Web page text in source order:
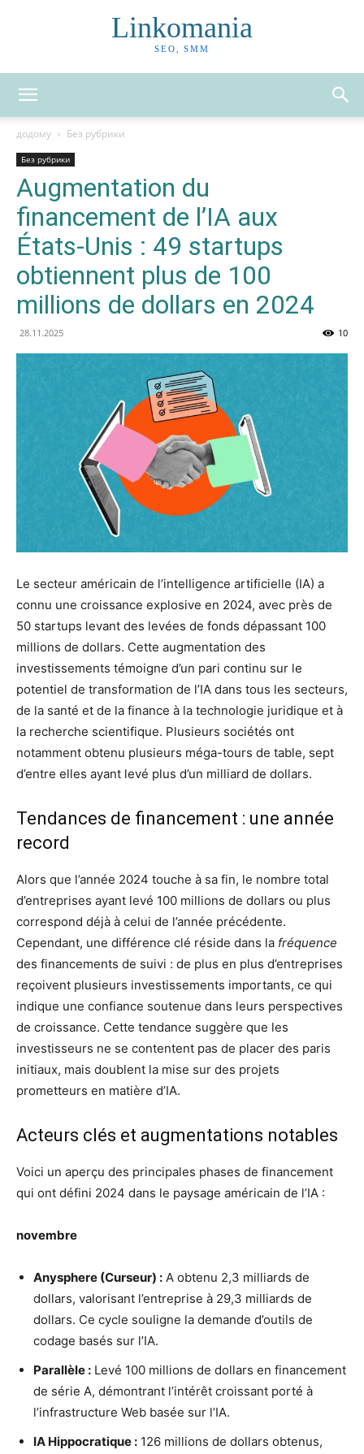
Linkomania
SEO, SMM
додому Без рубрики
Без рубрики
Augmentation du
financement de l’IA aux
États-Unis : 49 startups
obtiennent plus de 100
millions de dollars en 2024
28.11.2025 10
Le secteur américain de l’intelligence artificielle (IA) a
connu une croissance explosive en 2024, avec près de
50 startups levant des levées de fonds dépassant 100
millions de dollars. Cette augmentation des
investissements témoigne d’un pari continu sur le
potentiel de transformation de l’IA dans tous les secteurs,
de la santé et de la finance à la technologie juridique et à
la recherche scientifique. Plusieurs sociétés ont
notamment obtenu plusieurs méga-tours de table, sept
d’entre elles ayant levé plus d’un milliard de dollars.
Tendances de financement : une année
record
Alors que l’année 2024 touche à sa fin, le nombre total
d’entreprises ayant levé 100 millions de dollars ou plus
correspond déjà à celui de l’année précédente.
Cependant, une différence clé réside dans la fréquence
des financements de suivi : de plus en plus d’entreprises
reçoivent plusieurs investissements importants, ce qui
indique une confiance soutenue dans leurs perspectives
de croissance. Cette tendance suggère que les
investisseurs ne se contentent pas de placer des paris
initiaux, mais doublent la mise sur des projets
prometteurs en matière d’IA.
Acteurs clés et augmentations notables
Voici un aperçu des principales phases de financement
qui ont défini 2024 dans le paysage américain de l’IA :
novembre
Anysphere (Curseur) : A obtenu 2,3 milliards de
dollars, valorisant l’entreprise à 29,3 milliards de
dollars. Ce cycle souligne la demande d’outils de
codage basés sur l’IA.
Parallèle : Levé 100 millions de dollars en financement
de série A, démontrant l’intérêt croissant porté à
l’infrastructure Web basée sur l’IA.
IA Hippocratique : 126 millions de dollars obtenus,